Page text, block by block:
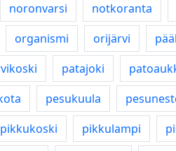
noronvarsi notkoranta
organismi orijärvi
patajoki
pesukuula
pikkukoski pikkulampi